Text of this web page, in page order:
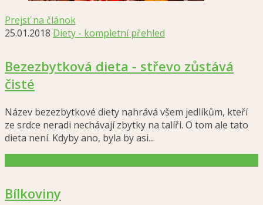
Prejsť na článok
25.01.2018 Diety - kompletní přehled
Bezezbytková dieta - střevo zůstává
čisté
Název bezezbytkové diety nahrává všem jedlíkům, kteří
ze srdce neradi nechávají zbytky na talíři. O tom ale tato
dieta není. Kdyby ano, byla by asi...
Bílkoviny